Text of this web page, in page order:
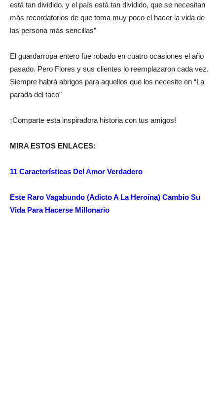
está tan dividido, y el país está tan dividido, que se necesitan
más recordatorios de que toma muy poco el hacer la vida de
las persona más sencillas”
El guardarropa entero fue robado en cuatro ocasiones el año
pasado. Pero Flores y sus clientes lo reemplazaron cada vez.
Siempre habrá abrigos para aquellos que los necesite en “La
parada del taco”
¡Comparte esta inspiradora historia con tus amigos!
MIRA ESTOS ENLACES:
11 Características Del Amor Verdadero
Este Raro Vagabundo (Adicto A La Heroína) Cambio Su
Vida Para Hacerse Millonario